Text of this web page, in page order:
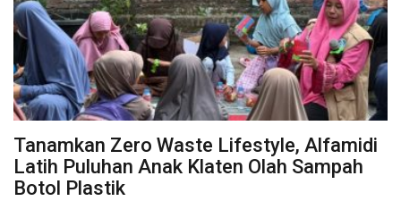
Tanamkan Zero Waste Lifestyle, Alfamidi
Latih Puluhan Anak Klaten Olah Sampah
Botol Plastik